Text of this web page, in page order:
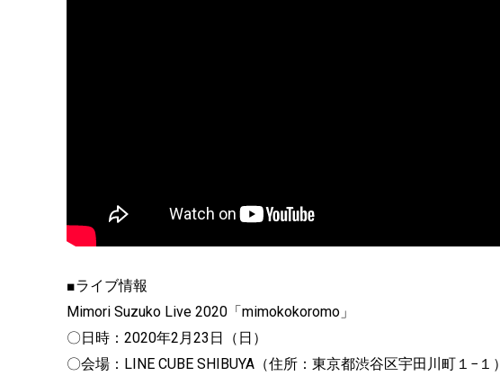
■ライブ情報
Mimori Suzuko Live 2020「mimokokoromo」
〇日時：2020年2月23日（日）
〇会場：LINE CUBE SHIBUYA（住所：東京都渋谷区宇田川町１−１）